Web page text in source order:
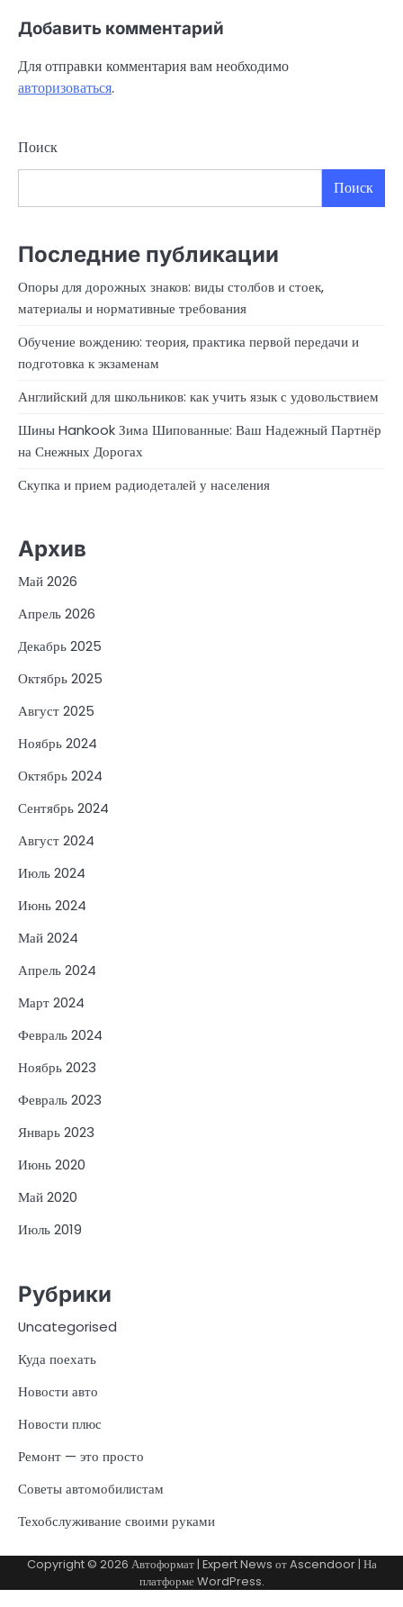
Добавить комментарий
Для отправки комментария вам необходимо
авторизоваться.
Поиск
Поиск
Последние публикации
Опоры для дорожных знаков: виды столбов и стоек,
материалы и нормативные требования
Обучение вождению: теория, практика первой передачи и
подготовка к экзаменам
Английский для школьников: как учить язык с удовольствием
Шины Hankook Зима Шипованные: Ваш Надежный Партнёр
на Снежных Дорогах
Скупка и прием радиодеталей у населения
Архив
Май 2026
Апрель 2026
Декабрь 2025
Октябрь 2025
Август 2025
Ноябрь 2024
Октябрь 2024
Сентябрь 2024
Август 2024
Июль 2024
Июнь 2024
Май 2024
Апрель 2024
Март 2024
Февраль 2024
Ноябрь 2023
Февраль 2023
Январь 2023
Июнь 2020
Май 2020
Июль 2019
Рубрики
Uncategorised
Куда поехать
Новости авто
Новости плюс
Ремонт — это просто
Советы автомобилистам
Техобслуживание своими руками
Copyright © 2026 Автоформат| Expert News отAscendoor| На
платформеWordPress.